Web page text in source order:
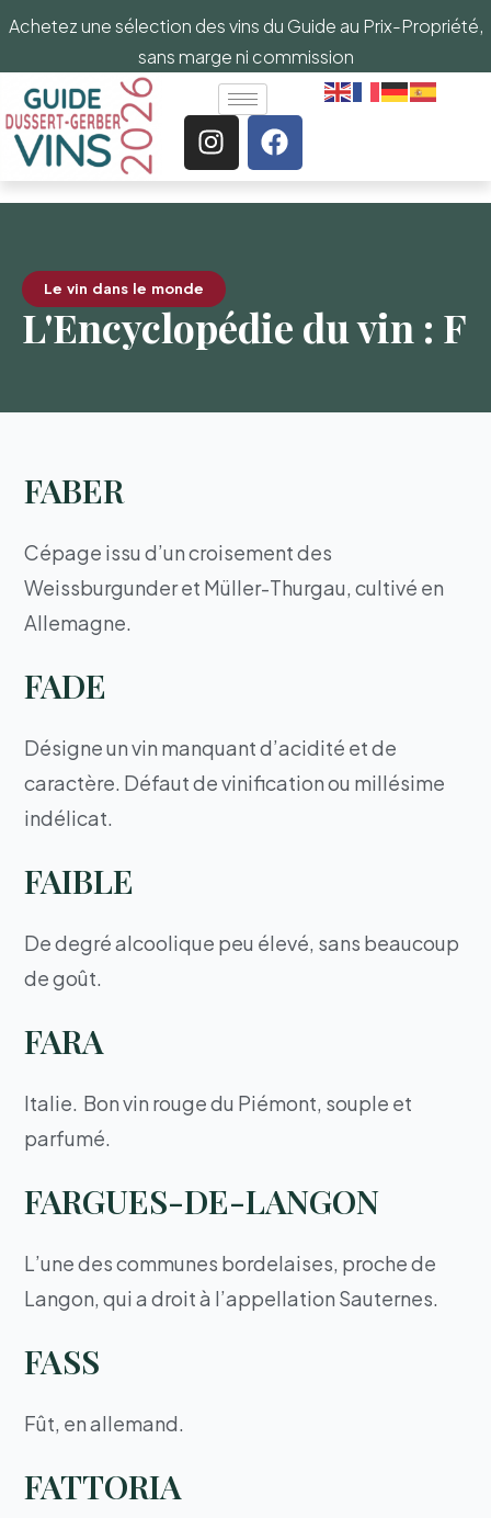
Achetez une sélection des vins du Guide au Prix-Propriété,
sans marge ni commission
Le vin dans le monde
L'Encyclopédie du vin : F
FABER
Cépage issu d’un croisement des
Weissburgunder et Müller-Thurgau, cultivé en
Allemagne.
FADE
Désigne un vin manquant d’acidité et de
caractère. Défaut de vinification ou millésime
indélicat.
FAIBLE
De degré alcoolique peu élevé, sans beaucoup
de goût.
FARA
Italie. Bon vin rouge du Piémont, souple et
parfumé.
FARGUES-DE-LANGON
L’une des communes bordelaises, proche de
Langon, qui a droit à l’appellation Sauternes.
FASS
Fût, en allemand.
FATTORIA